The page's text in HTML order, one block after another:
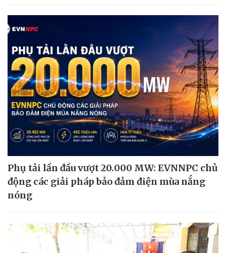
Phụ tải lần đầu vượt 20.000 MW: EVNNPC chủ
động các giải pháp bảo đảm điện mùa nắng
nóng